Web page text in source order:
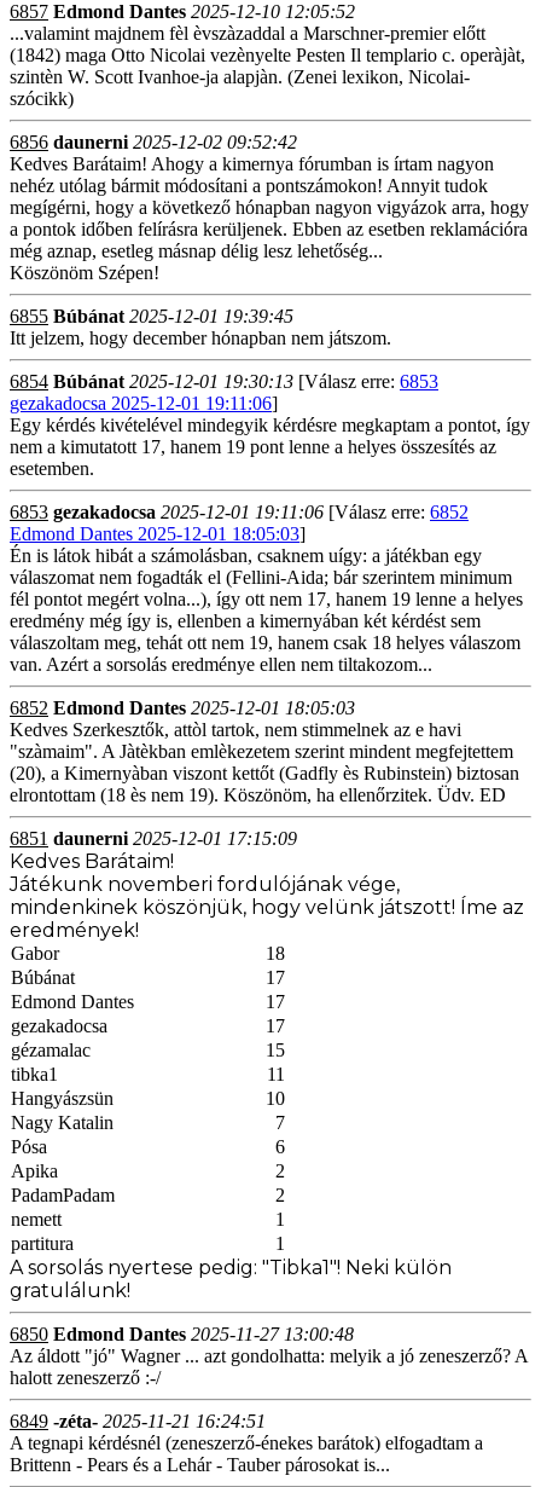
6857 Edmond Dantes 2025-12-10 12:05:52
...valamint majdnem fèl èvszàzaddal a Marschner-premier előtt
(1842) maga Otto Nicolai vezènyelte Pesten Il templario c. operàjàt,
szintèn W. Scott Ivanhoe-ja alapjàn. (Zenei lexikon, Nicolai-
szócikk)
6856 daunerni 2025-12-02 09:52:42
Kedves Barátaim! Ahogy a kimernya fórumban is írtam nagyon
nehéz utólag bármit módosítani a pontszámokon! Annyit tudok
megígérni, hogy a következő hónapban nagyon vigyázok arra, hogy
a pontok időben felírásra kerüljenek. Ebben az esetben reklamációra
még aznap, esetleg másnap délig lesz lehetőség...
Köszönöm Szépen!
6855 Búbánat 2025-12-01 19:39:45
Itt jelzem, hogy december hónapban nem játszom.
6854 Búbánat 2025-12-01 19:30:13 [Válasz erre: 6853
gezakadocsa 2025-12-01 19:11:06]
Egy kérdés kivételével mindegyik kérdésre megkaptam a pontot, így
nem a kimutatott 17, hanem 19 pont lenne a helyes összesítés az
esetemben.
6853 gezakadocsa 2025-12-01 19:11:06 [Válasz erre: 6852
Edmond Dantes 2025-12-01 18:05:03]
Én is látok hibát a számolásban, csaknem uígy: a játékban egy
válaszomat nem fogadták el (Fellini-Aida; bár szerintem minimum
fél pontot megért volna...), így ott nem 17, hanem 19 lenne a helyes
eredmény még így is, ellenben a kimernyában két kérdést sem
válaszoltam meg, tehát ott nem 19, hanem csak 18 helyes válaszom
van. Azért a sorsolás eredménye ellen nem tiltakozom...
6852 Edmond Dantes 2025-12-01 18:05:03
Kedves Szerkesztők, attòl tartok, nem stimmelnek az e havi
"szàmaim". A Jàtèkban emlèkezetem szerint mindent megfejtettem
(20), a Kimernyàban viszont kettőt (Gadfly ès Rubinstein) biztosan
elrontottam (18 ès nem 19). Köszönöm, ha ellenőrzitek. Üdv. ED
6851 daunerni 2025-12-01 17:15:09
Kedves Barátaim!
Játékunk novemberi fordulójának vége,
mindenkinek köszönjük, hogy velünk játszott! Íme az
eredmények!
Gabor
18
Búbánat
17
Edmond Dantes
17
gezakadocsa
17
gézamalac
15
tibka1
11
Hangyászsün
10
Nagy Katalin
7
Pósa
6
Apika
2
PadamPadam
2
nemett
1
partitura
1
A sorsolás nyertese pedig: "Tibka1"! Neki külön
gratulálunk!
6850 Edmond Dantes 2025-11-27 13:00:48
Az áldott "jó" Wagner ... azt gondolhatta: melyik a jó zeneszerző? A
halott zeneszerző :-/
6849 -zéta- 2025-11-21 16:24:51
A tegnapi kérdésnél (zeneszerző-énekes barátok) elfogadtam a
Brittenn - Pears és a Lehár - Tauber párosokat is...